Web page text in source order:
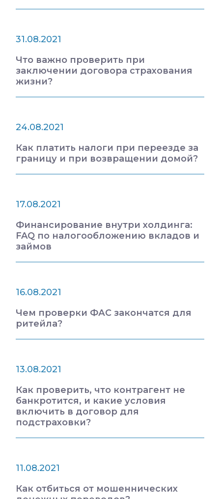
31.08.2021
Что важно проверить при
заключении договора страхования
жизни?
24.08.2021
Как платить налоги при переезде за
границу и при возвращении домой?
17.08.2021
Финансирование внутри холдинга:
FAQ по налогообложению вкладов и
займов
16.08.2021
Чем проверки ФАС закончатся для
ритейла?
13.08.2021
Как проверить, что контрагент не
банкротится, и какие условия
включить в договор для
подстраховки?
11.08.2021
Как отбиться от мошеннических